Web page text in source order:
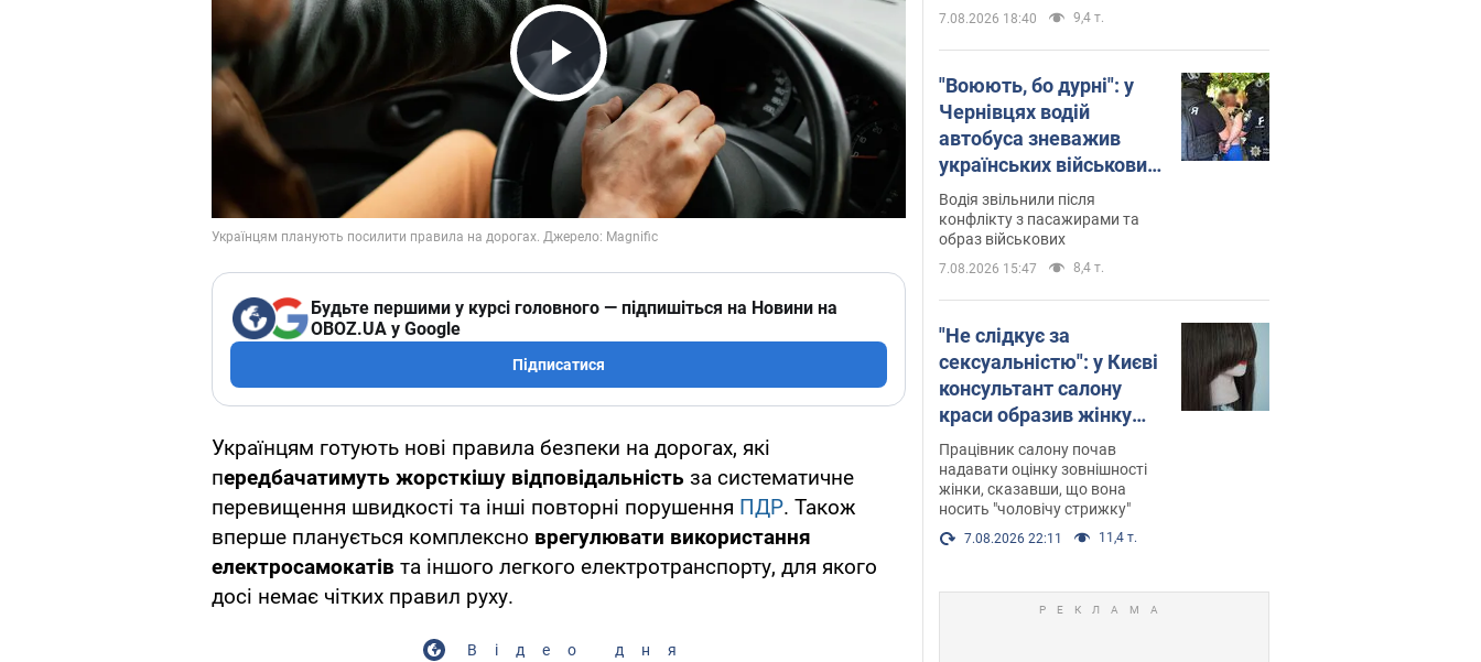
Play Video
Будьте першими у курсі головного — підпишіться на Новини на
OBOZ.UA у Google
Підписатися
Українцям готують нові правила безпеки на дорогах, які
передбачатимуть жорсткішу відповідальність за систематичне
перевищення швидкості та інші повторні порушення ПДР. Також
вперше планується комплексно врегулювати використання
електросамокатів та іншого легкого електротранспорту, для якого
досі немає чітких правил руху.
Відео дня
7.08.2026 18:40 9,4 т.
"Воюють, бо дурні": у
Чернівцях водій
автобуса зневажив
українських військових
і поплатився. Відео
Водія звільнили після
конфлікту з пасажирами та
образ військових
7.08.2026 15:47 8,4 т.
"Не слідкує за
сексуальністю": у Києві
консультант салону
краси образив жінку
після хімієтерапії,
розгорівся скандал.
Фото
Працівник салону почав
надавати оцінку зовнішності
жінки, сказавши, що вона
носить "чоловічу стрижку"
7.08.2026 22:11 11,4 т.